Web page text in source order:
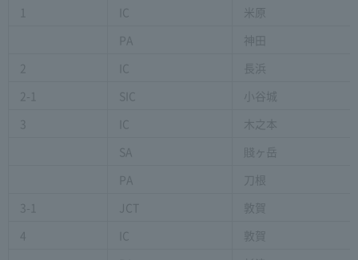
1
IC
米原
PA
神田
2
IC
長浜
2-1
SIC
小谷城
3
IC
木之本
SA
賤ヶ岳
PA
刀根
3-1
JCT
敦賀
4
IC
敦賀